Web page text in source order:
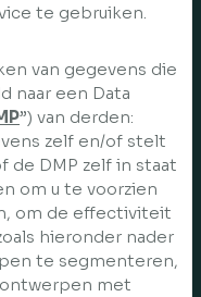
te gebruiken.
van gegevens die
naar een Data
”) van derden:
zelf en/of stelt
de DMP zelf in staat
om u te voorzien
om de effectiviteit
hieronder nader
te segmenteren,
met